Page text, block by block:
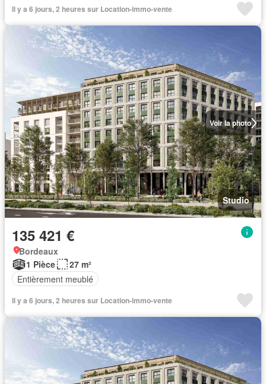
Il y a 6 jours, 2 heures sur Location-immo-vente
Voir la photo
Studio
135 421 €
Bordeaux
1 Pièce
27 m²
Entièrement meublé
Il y a 6 jours, 2 heures sur Location-immo-vente